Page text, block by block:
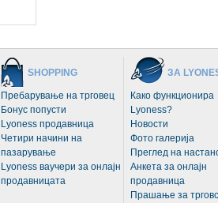
SHOPPING
Пребарување на трговец
Бонус попусти
Lyoness продавница
Четири начини на
пазарување
Lyoness ваучери за онлајн
продавницата
ЗА
Како функционира
Lyoness?
Новости
Фото галерија
Преглед на
Анкета за онлајн
продавница
Прашање за